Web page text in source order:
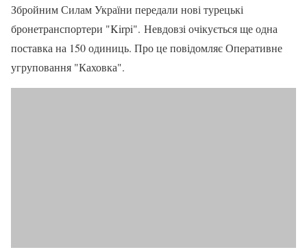
Збройним Силам України передали нові турецькі
бронетранспортери "Kirpi". Невдовзі очікується ще одна
поставка на 150 одиниць. Про це повідомляє Оперативне
угруповання "Каховка".